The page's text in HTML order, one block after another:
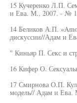
15 Кучеренко Л.П.
и Ева. М., 2007. - №
14 Беликов А.П.
дискуссии//Адам и
" Киньяр П. Секс и
16 Кифер О.
17 Смирнова О.П.
модель// Адам и